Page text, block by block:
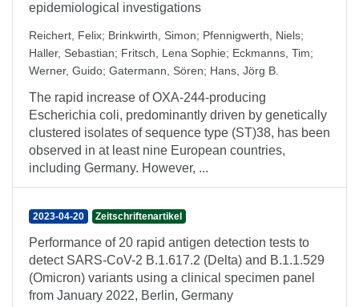
epidemiological investigations
Reichert, Felix; Brinkwirth, Simon; Pfennigwerth, Niels;
Haller, Sebastian; Fritsch, Lena Sophie; Eckmanns, Tim;
Werner, Guido; Gatermann, Sören; Hans, Jörg B.
The rapid increase of OXA-244-producing
Escherichia coli, predominantly driven by genetically
clustered isolates of sequence type (ST)38, has been
observed in at least nine European countries,
including Germany. However, ...
2023-04-20 Zeitschriftenartikel
Performance of 20 rapid antigen detection tests to
detect SARS-CoV-2 B.1.617.2 (Delta) and B.1.1.529
(Omicron) variants using a clinical specimen panel
from January 2022, Berlin, Germany